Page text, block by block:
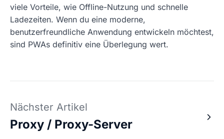
viele Vorteile, wie Offline-Nutzung und schnelle
Ladezeiten. Wenn du eine moderne,
benutzerfreundliche Anwendung entwickeln möchtest,
sind PWAs definitiv eine Überlegung wert.
Nächster Artikel
Proxy / Proxy-Server